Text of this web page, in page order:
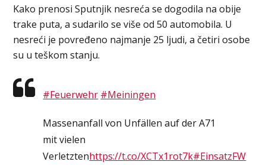
Kako prenosi Sputnjik nesreća se dogodila na obije
trake puta, a sudarilo se više od 50 automobila. U
nesreći je povređeno najmanje 25 ljudi, a četiri osobe
su u teškom stanju.
#Feuerwehr #Meiningen
Massenanfall von Unfällen auf der A71
mit vielen
Verletztenhttps://t.co/XCTx1rot7k#EinsatzFW